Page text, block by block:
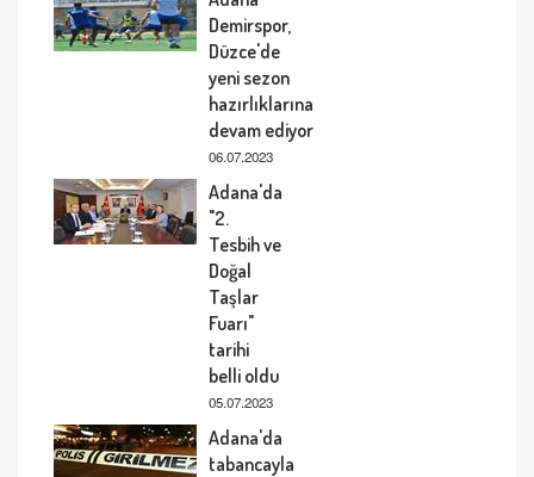
Demirspor,
Düzce'de
yeni sezon
hazırlıklarına
devam ediyor
06.07.2023
Adana'da
"2.
Tesbih ve
Doğal
Taşlar
Fuarı"
tarihi
belli oldu
05.07.2023
Adana'da
tabancayla